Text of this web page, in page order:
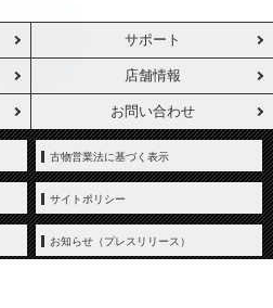
サポート
店舗情報
お問い合わせ
古物営業法に基づく表示
サイトポリシー
お知らせ（プレスリリース）